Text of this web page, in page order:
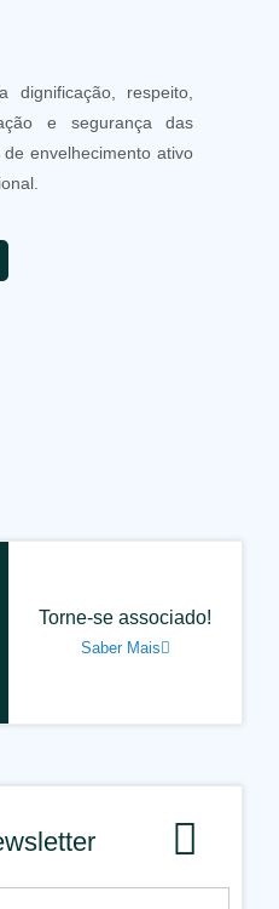
respeito,
e segurança das
envelhecimento ativo
Torne-se associado!
Saber Mais